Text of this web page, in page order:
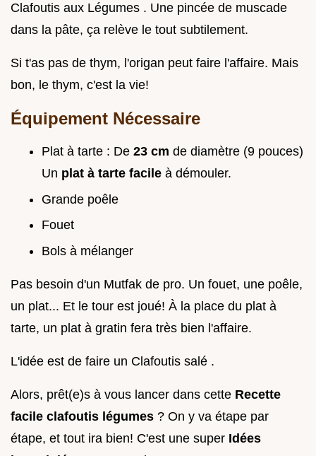
Clafoutis aux Légumes . Une pincée de muscade
dans la pâte, ça relève le tout subtilement.
Si t'as pas de thym, l'origan peut faire l'affaire. Mais
bon, le thym, c'est la vie!
Équipement Nécessaire
Plat à tarte : De 23 cm de diamètre (9 pouces)
Un plat à tarte facile à démouler.
Grande poêle
Fouet
Bols à mélanger
Pas besoin d'un Mutfak de pro. Un fouet, une poêle,
un plat... Et le tour est joué! À la place du plat à
tarte, un plat à gratin fera très bien l'affaire.
L'idée est de faire un Clafoutis salé .
Alors, prêt(e)s à vous lancer dans cette Recette
facile clafoutis légumes ? On y va étape par
étape, et tout ira bien! C'est une super Idées